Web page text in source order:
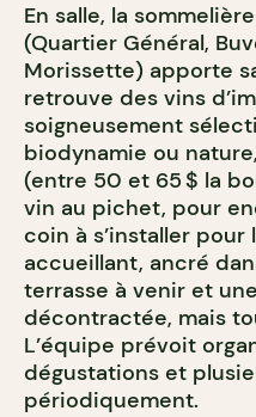
En salle, la
(Quartier Général,
Morissette) apporte
retrouve des vins
soigneusement
biodynamie ou
(entre 50 et 65 $ la
vin au pichet, pour
coin à s’installer pour
accueillant, ancré
terrasse à venir et
décontractée, mais
L’équipe prévoit
dégustations et
périodiquement.